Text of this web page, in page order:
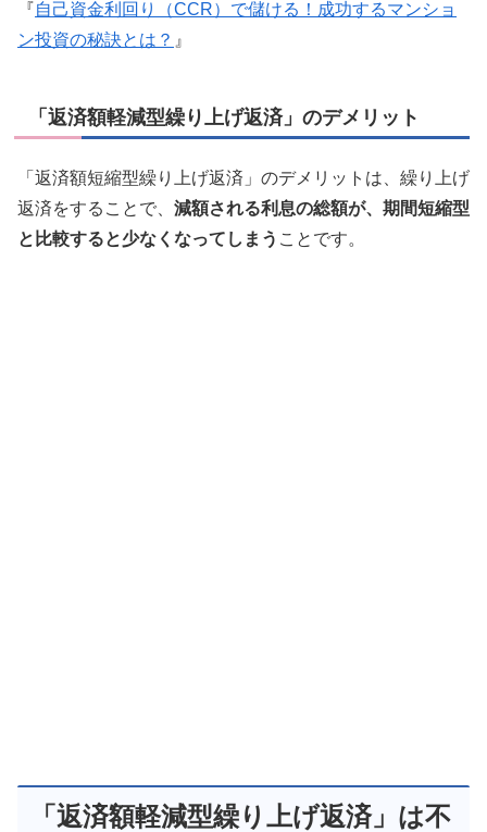
『自己資金利回り（CCR）で儲ける！成功するマンショ
ン投資の秘訣とは？ 』
「返済額軽減型繰り上げ返済」のデメリット
「返済額短縮型繰り上げ返済」のデメリットは、繰り上げ
返済をすることで、 減額される利息の総額が、期間短縮型
と比較すると少なくなってしまう ことです。
「返済額軽減型繰り上げ返済」は不